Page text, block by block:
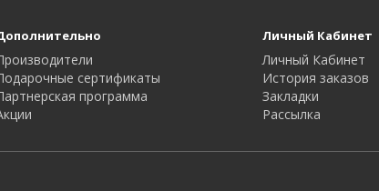
сертификаты
программа
Личный Кабинет
Личный Кабинет
История заказов
Закладки
Рассылка